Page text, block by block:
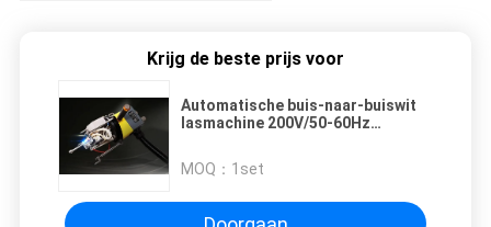
Krijg de beste prijs voor
Automatische buis-naar-buiswit
lasmachine 200V/50-60Hz
(Chinees/Engels/Rusland),
Gewicht 140 kg
MOQ： 1set